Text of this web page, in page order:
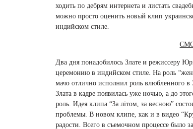
ходить по дебрям интернета и листать
можно просто оценить новый клип
индийском стиле.
Два дня понадобилось Злате и режиссеру
церемонию в индийском стиле. На роль
мачо отлично исполнил роль влюбленного в
Злата в кадре появилась уже ночью, а до
роль. Идея клипа “За літом, за весною”
проблемы. В новом клипе, как и в видео
радости. Всего в съемочном процессе было